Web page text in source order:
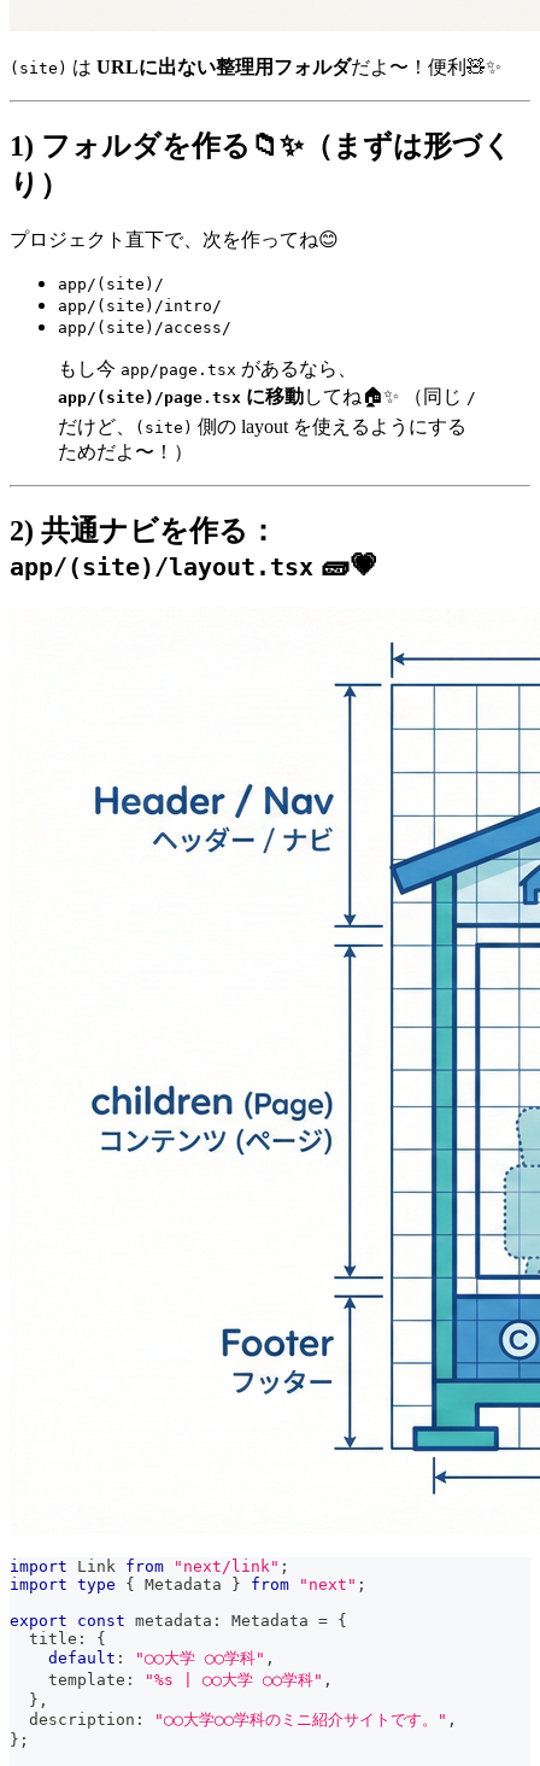
(site) は URLに出ない整理用フォルダだよ〜！便利🧸✨
1) フォルダを作る📁✨（まずは形づく
り）
プロジェクト直下で、次を作ってね😊
app/(site)/
app/(site)/intro/
app/(site)/access/
もし今 app/page.tsx があるなら、
app/(site)/page.tsx に移動してね🏠✨ （同じ /
だけど、 (site) 側の layout を使えるようにする
ためだよ〜！）
2) 共通ナビを作る：
app/(site)/layout.tsx 🧱💗
import Link from "next/link" ;
import type { Metadata } from "next" ;
export
const metadata : Metadata = {
  title
:
{
default : "◯◯大学 ◯◯学科" ,
    template
: "%s | ◯◯大学 ◯◯学科" ,
} ,
  description
: "◯◯大学◯◯学科のミニ紹介サイトです。" ,
} ;